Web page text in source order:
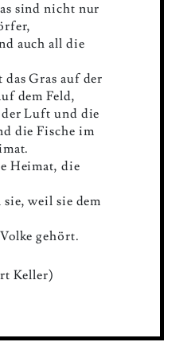
sind nicht nur
auch all die
Gras auf der
dem Feld,
Luft und die
die Fische im
Heimat, die
weil sie dem
gehört.
Keller)